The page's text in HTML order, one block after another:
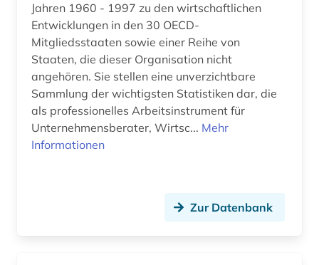
Jahren 1960 - 1997 zu den wirtschaftlichen
Entwicklungen in den 30 OECD-
Mitgliedsstaaten sowie einer Reihe von
Staaten, die dieser Organisation nicht
angehören. Sie stellen eine unverzichtbare
Sammlung der wichtigsten Statistiken dar, die
als professionelles Arbeitsinstrument für
Unternehmensberater, Wirtsc... Mehr
Informationen
Zur Datenbank